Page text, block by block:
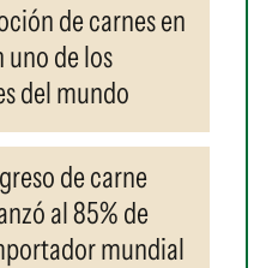
de carnes en
uno de los
del mundo
de carne
al 85% de
mundial